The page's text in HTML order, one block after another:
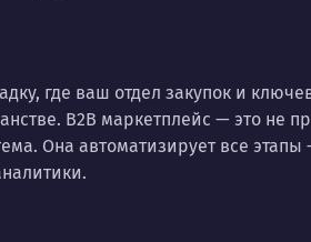
где ваш отдел закупок и
B2B маркетплейс — это не
Она автоматизирует все этапы